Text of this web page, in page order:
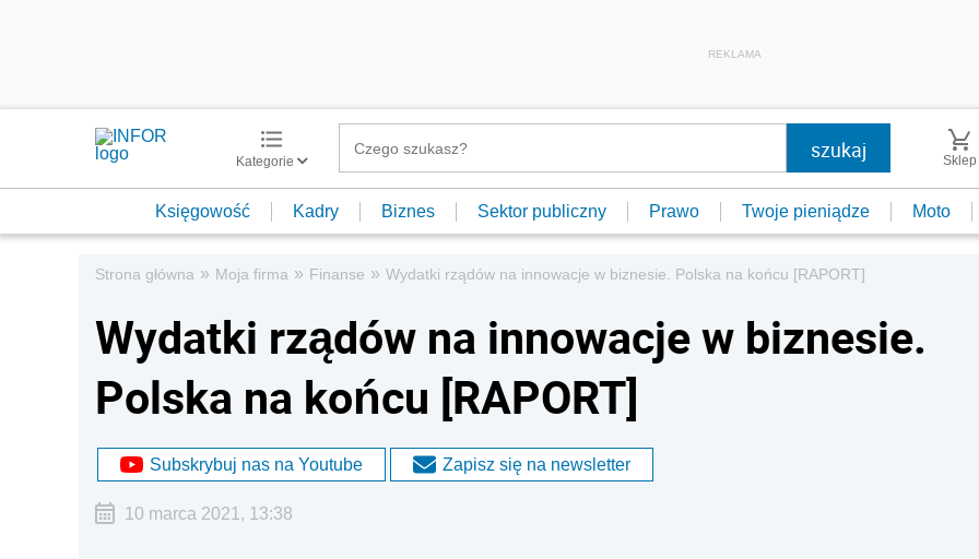
REKLAMA
Kategorie Sklep
Księgowość Kadry Biznes Sektor publiczny Prawo Twoje pieniądze Moto
Strona główna » Moja firma » Finanse » Wydatki rządów na innowacje w biznesie. Polska na końcu [RAPORT]
Wydatki rządów na innowacje w biznesie.
Polska na końcu [RAPORT]
Subskrybuj nas na Youtube Zapisz się na newsletter
10 marca 2021, 13:38